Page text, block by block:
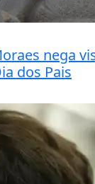
nega
dos Pais